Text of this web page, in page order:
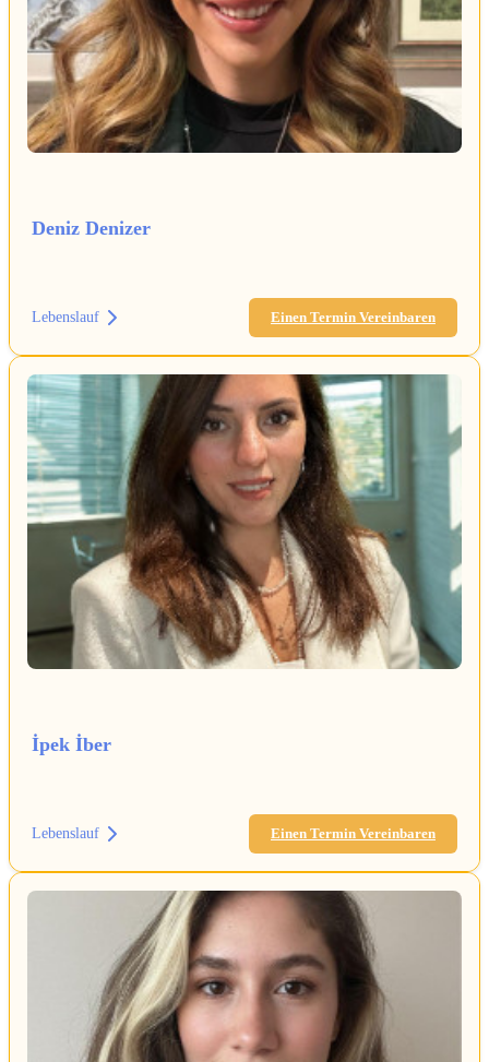
Deniz Denizer
Lebenslauf Einen Termin Vereinbaren
İpek İber
Lebenslauf Einen Termin Vereinbaren